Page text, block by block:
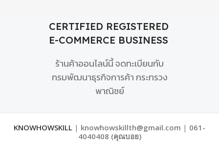
CERTIFIED REGISTERED
E-COMMERCE BUSINESS
ร้านค้าออนไลน์นี้ จดทะเบียนกับ
กรมพัฒนาธุรกิจการค้า กระทรวง
พาณิชย์
KNOWHOWSKILL | knowhowskillth@gmail.com | 061-
4040408 (คุณบอย)